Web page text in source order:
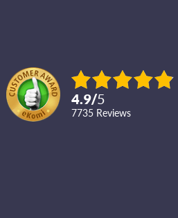
4.9/5
7735 reviews